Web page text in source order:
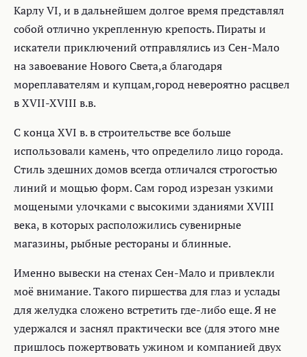
Карлу VI, и в дальнейшем долгое время представлял
собой отлично укрепленную крепость. Пираты и
искатели приключений отправлялись из Сен-Мало
на завоевание Нового Света,а благодаря
мореплавателям и кyпцам,город невероятно расцвел
в XVII-XVIII в.в.
С конца XVI в. в строительстве все больше
использовали камень, что определило лицо города.
Стиль здешних домов всегда отличался строгостью
линий и мощью форм. Сам город изрезан узкими
мощеными улочками с высокими зданиями ХVIII
века, в которых расположились сувенирные
магазины, рыбные рестораны и блинные.
Именно вывески на стенах Сен-Мало и привлекли
моё внимание. Такого пиршества для глаз и услады
для желудка сложено встретить где-либо еще. Я не
удержался и заснял практически все (для этого мне
пришлось пожертвовать ужином и компанией двух